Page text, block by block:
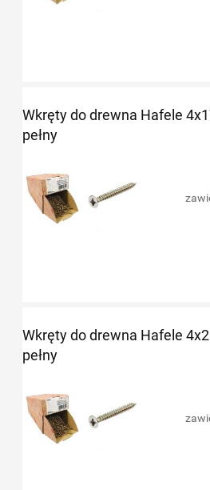
Wkręty do drewna Hafele
pełny
Wkręty do drewna Hafele
pełny